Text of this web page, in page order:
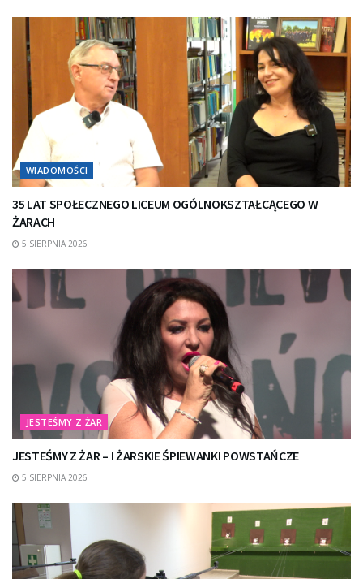
WIADOMOŚCI
35 LAT SPOŁECZNEGO LICEUM OGÓLNOKSZTAŁCĄCEGO W
ŻARACH
5 SIERPNIA 2026
JESTEŚMY Z ŻAR
JESTEŚMY Z ŻAR – I ŻARSKIE ŚPIEWANKI POWSTAŃCZE
5 SIERPNIA 2026